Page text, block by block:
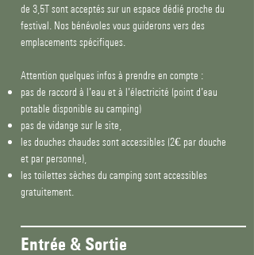
de 3,5T sont acceptés sur un espace dédié proche du
festival. Nos bénévoles vous guiderons vers des
emplacements spécifiques.
Attention quelques infos à prendre en compte :
pas de raccord à l'eau et à l'électricité (point d'eau
potable disponible au camping)
pas de vidange sur le site,
les douches chaudes sont accessibles (2€ par douche
et par personne),
les toilettes sèches du camping sont accessibles
gratuitement.
Entrée & Sortie